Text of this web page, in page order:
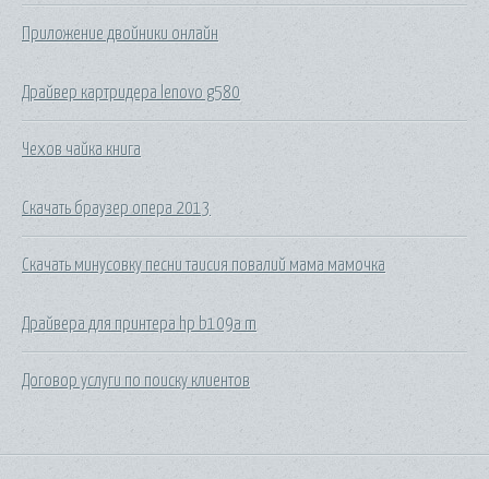
Приложение двойники онлайн
Драйвер картридера lenovo g580
Чехов чайка книга
Скачать браузер опера 2013
Скачать минусовку песни таисия повалий мама мамочка
Драйвера для принтера hp b109a m
Договор услуги по поиску клиентов